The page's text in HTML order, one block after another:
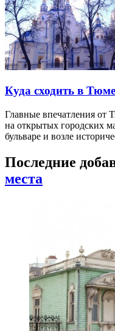
Куда сходить в
Главные впечатления
на открытых городских
бульваре и возле
Последние
места